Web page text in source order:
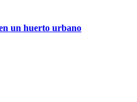
un huerto urbano